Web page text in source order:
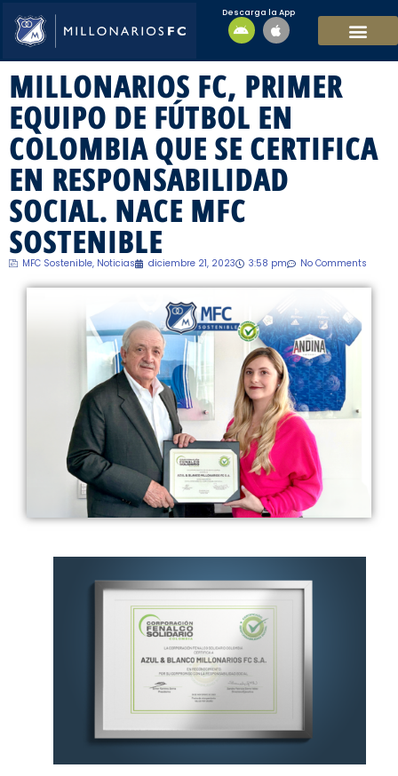
Descarga la App
MILLONARIOS FC, PRIMER
EQUIPO DE FÚTBOL EN
COLOMBIA QUE SE CERTIFICA
EN RESPONSABILIDAD
SOCIAL. NACE MFC
SOSTENIBLE
MFC Sostenible, Noticias diciembre 21, 2023 3:58 pm No Comments